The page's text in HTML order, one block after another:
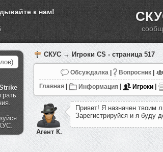
к нам!
СКУС→ Игроки CS - страница 517
Обсуждалка Вопросник
Главная
Информация Игроки
Агент К.
Привет! Я назначен твоим л
Зарегистрируйся и я буду д